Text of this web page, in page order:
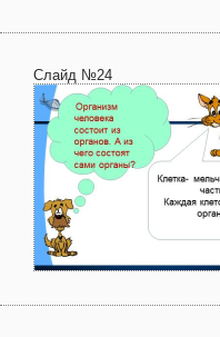
Слайд №24